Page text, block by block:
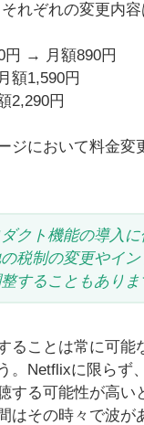
れぞれの変更内
円 → 月額890円
額1,590円
2,290円
ジにおいて料金
クト機能の導入
税制の変更やイ
することもありま
ることは常に可
。Netflixに限らず
する可能性が高
その時々で波が